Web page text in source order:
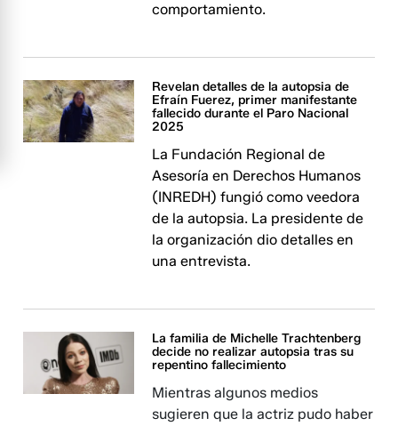
comportamiento.
Revelan detalles de la autopsia de
Efraín Fuerez, primer manifestante
fallecido durante el Paro Nacional
2025
La Fundación Regional de
Asesoría en Derechos Humanos
(INREDH) fungió como veedora
de la autopsia. La presidente de
la organización dio detalles en
una entrevista.
La familia de Michelle Trachtenberg
decide no realizar autopsia tras su
repentino fallecimiento
Mientras algunos medios
sugieren que la actriz pudo haber